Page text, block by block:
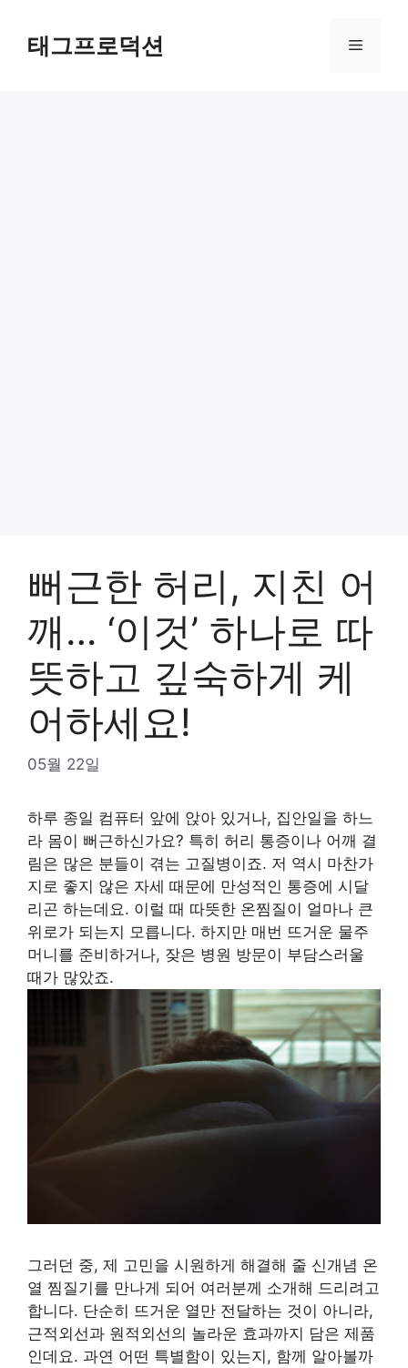
content태그프로덕션 Menu
뻐근한 허리, 지친 어
깨… ‘이것’ 하나로 따
뜻하고 깊숙하게 케
어하세요!
05월 22일
하루 종일 컴퓨터 앞에 앉아 있거나, 집안일을 하느
라 몸이 뻐근하신가요? 특히 허리 통증이나 어깨 결
림은 많은 분들이 겪는 고질병이죠. 저 역시 마찬가
지로 좋지 않은 자세 때문에 만성적인 통증에 시달
리곤 하는데요. 이럴 때 따뜻한 온찜질이 얼마나 큰
위로가 되는지 모릅니다. 하지만 매번 뜨거운 물주
머니를 준비하거나, 잦은 병원 방문이 부담스러울
때가 많았죠.
그러던 중, 제 고민을 시원하게 해결해 줄 신개념 온
열 찜질기를 만나게 되어 여러분께 소개해 드리려고
합니다. 단순히 뜨거운 열만 전달하는 것이 아니라,
근적외선과 원적외선의 놀라운 효과까지 담은 제품
인데요. 과연 어떤 특별함이 있는지, 함께 알아볼까